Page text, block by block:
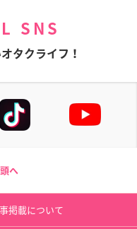
SNS
タクライフ！
へ
掲載について